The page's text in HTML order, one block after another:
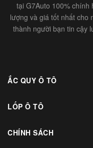
tại G7Auto 100% chính
lượng và giá tốt nhất cho
thành người bạn tin cậy
ẮC QUY Ô TÔ
LỐP Ô TÔ
CHÍNH SÁCH